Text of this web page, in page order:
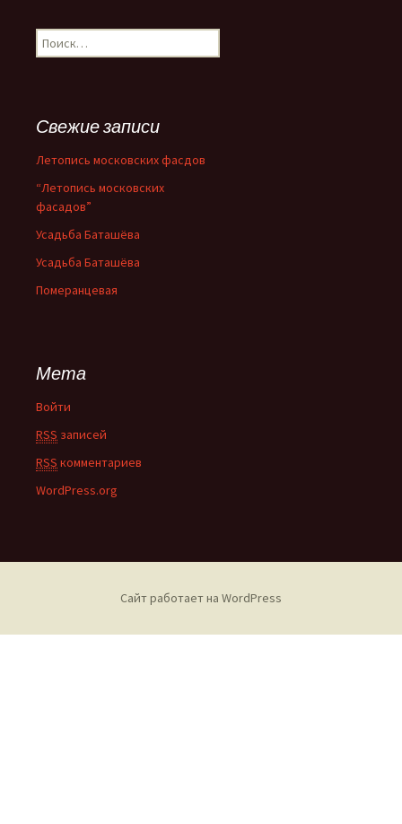
Н
а
:Свежие записи
Летопись московских фасдов
“Летопись московских
фасадов”
Усадьба Баташёва
Усадьба Баташёва
Померанцевая
Мета
Войти
RSS записей
RSS комментариев
WordPress.org
Сайт работает на WordPress